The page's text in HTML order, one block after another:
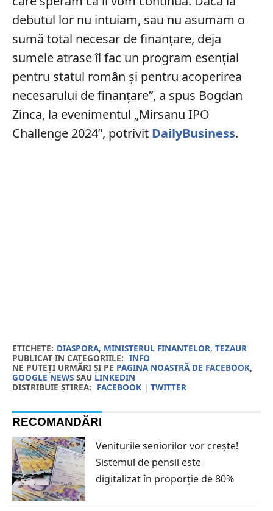
debutul lor nu intuiam, sau nu asumam o
sumă total necesar de finanţare, deja
sumele atrase îl fac un program esenţial
pentru statul român şi pentru acoperirea
necesarului de finanţare”, a spus Bogdan
Zinca, la evenimentul „Mirsanu IPO
Challenge 2024”, potrivit DailyBusiness.
ETICHETE: DIASPORA, MINISTERUL FINANTELOR, TEZAUR
PUBLICAT IN CATEGORIILE: INFO
NE PUTEȚI URMĂRI ȘI PE PAGINA NOASTRĂ DE FACEBOOK,
GOOGLE NEWSSAU LINKEDIN
DISTRIBUIE ȘTIREA: FACEBOOK| TWITTER
RECOMANDĂRI
Veniturile seniorilor vor crește!
Sistemul de pensii este
digitalizat în proporție de 80%